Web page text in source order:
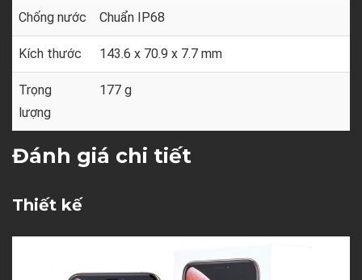
Chống nước Chuẩn IP68
Kích thước 143.6 x 70.9 x 7.7 mm
Trọng
lượng
177 g
Đánh giá chi tiết
Thiết kế